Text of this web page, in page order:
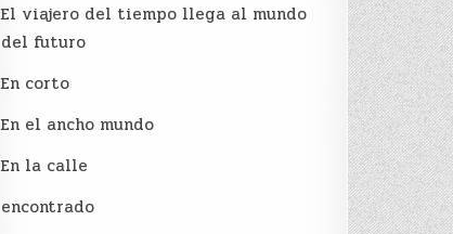
El viajero del tiempo llega al mundo
del futuro
En corto
En el ancho mundo
En la calle
encontrado